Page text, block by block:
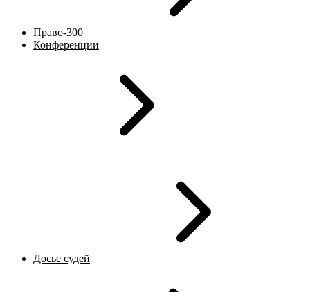
Право-300
Конференции
Досье судей